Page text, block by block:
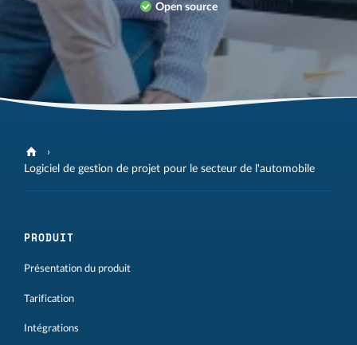
Open source
Logiciel de gestion de projet pour le secteur de l'automobile
PRODUIT
Présentation du produit
Tarification
Intégrations